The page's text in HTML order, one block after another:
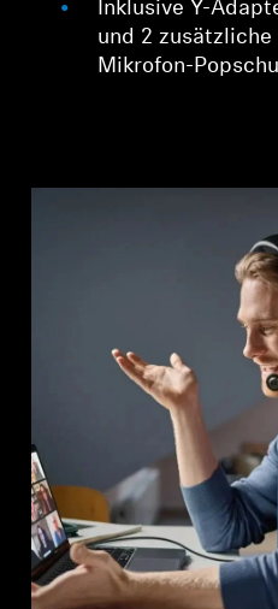
Inklusive Y-
und 2
Mikrofon-